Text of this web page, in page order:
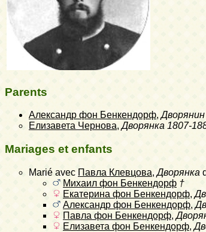
Parents
Александр фон Бенкендорф,Дворянин
Елизавета Чернова,Дворянка 1807-
Mariages et enfants
Marié avec Павла Клевцова,Дворянка
Михаил фон Бенкендорф †
Екатерина фон Бенкендорф,
Александр фон Бенкендорф,
Павла фон Бенкендорф,
Елизавета фон Бенкендорф,